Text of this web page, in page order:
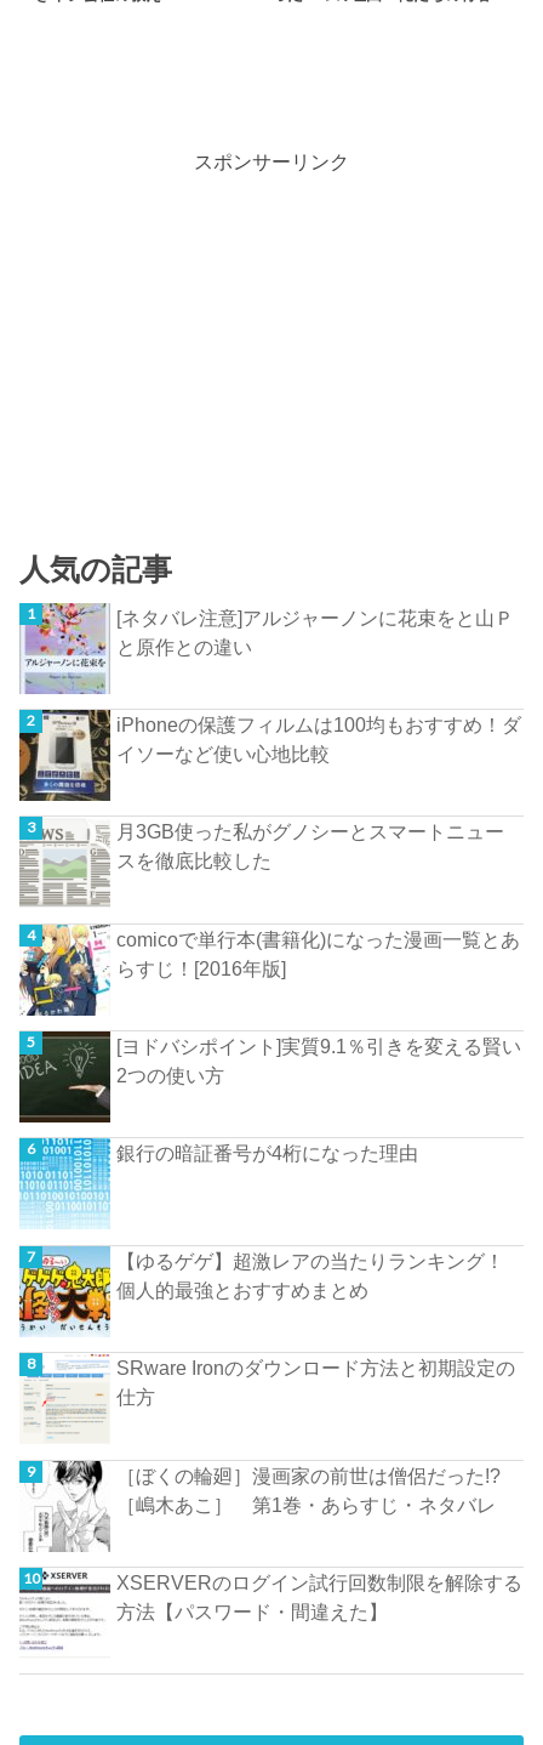
スポンサーリンク
人気の記事
[ネタバレ注意]アルジャーノンに花束をと山Ｐ
と原作との違い
iPhoneの保護フィルムは100均もおすすめ！ダ
イソーなど使い心地比較
月3GB使った私がグノシーとスマートニュー
スを徹底比較した
comicoで単行本(書籍化)になった漫画一覧とあ
らすじ！[2016年版]
[ヨドバシポイント]実質9.1％引きを変える賢い
2つの使い方
銀行の暗証番号が4桁になった理由
【ゆるゲゲ】超激レアの当たりランキング！
個人的最強とおすすめまとめ
SRware Ironのダウンロード方法と初期設定の
仕方
［ぼくの輪廻］漫画家の前世は僧侶だった!?
［嶋木あこ］ 第1巻・あらすじ・ネタバレ
XSERVERのログイン試行回数制限を解除する
方法【パスワード・間違えた】